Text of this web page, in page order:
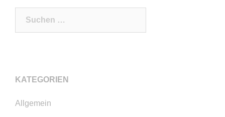
KATEGORIEN
Allgemein